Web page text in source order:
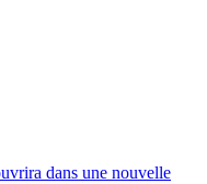
dans une nouvelle